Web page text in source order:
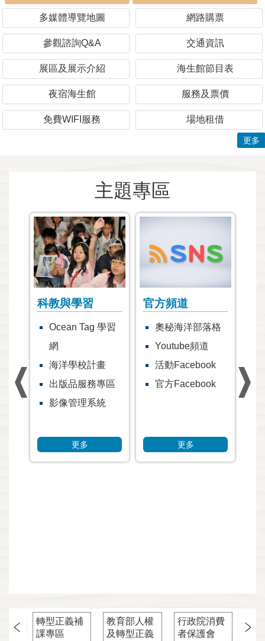
多媒體導覽地圖 網路購票
參觀諮詢Q&A 交通資訊
展區及展示介紹 海生館節目表
夜宿海生館 服務及票價
免費WIFI服務 場地租借
更多
主題專區
科教與學習
Ocean Tag 學習
網
海洋學校計畫
出版品服務專區
影像管理系統
更多
官方頻道
奧秘海洋部落格
Youtube頻道
活動Facebook
官方Facebook
更多
轉型正義補
課專區
教育部人權
及轉型正義
行政院消費
者保護會